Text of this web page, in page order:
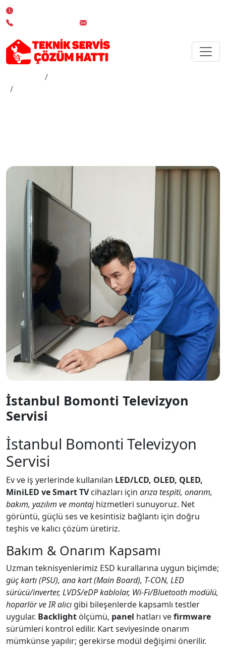
İstanbul Bomonti Televizyon
Servisi
İstanbul Bomonti Televizyon
Servisi
Ev ve iş yerlerinde kullanılan LED/LCD, OLED, QLED,
MiniLED ve Smart TVcihazları için arıza tespiti, onarım,
bakım, yazılım ve montajhizmetleri sunuyoruz. Net
görüntü, güçlü ses ve kesintisiz bağlantı için doğru
teşhis ve kalıcı çözüm üretiriz.
Bakım & Onarım Kapsamı
Uzman teknisyenlerimiz ESD kurallarına uygun biçimde;
güç kartı (PSU), ana kart (Main Board), T-CON, LED
sürücü/inverter, LVDS/eDP kablolar, Wi-Fi/Bluetooth modülü,
hoparlör ve IR alıcı gibi bileşenlerde kapsamlı testler
uygular. Backlight ölçümü, panel hatları vefirmware
sürümleri kontrol edilir. Kart seviyesinde onarım
mümkünse yapılır; gerekirse modül değişimi önerilir.